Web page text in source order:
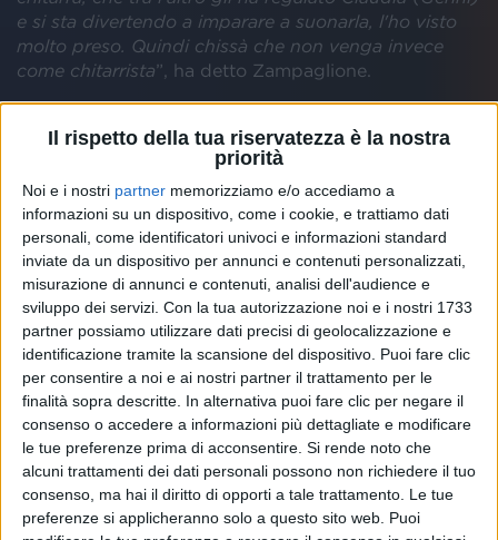
Il rispetto della tua riservatezza è la nostra
priorità
Noi e i nostri partner memorizziamo e/o accediamo a
informazioni su un dispositivo, come i cookie, e trattiamo dati
personali, come identificatori univoci e informazioni standard
inviate da un dispositivo per annunci e contenuti personalizzati,
misurazione di annunci e contenuti, analisi dell'audience e
sviluppo dei servizi. Con la tua autorizzazione noi e i nostri 1733
partner possiamo utilizzare dati precisi di geolocalizzazione e
identificazione tramite la scansione del dispositivo. Puoi fare clic
per consentire a noi e ai nostri partner il trattamento per le
finalità sopra descritte. In alternativa puoi fare clic per negare il
consenso o accedere a informazioni più dettagliate e modificare
le tue preferenze prima di acconsentire. Si rende noto che
alcuni trattamenti dei dati personali possono non richiedere il tuo
consenso, ma hai il diritto di opporti a tale trattamento. Le tue
preferenze si applicheranno solo a questo sito web. Puoi
e si sta divertendo a imparare a suonarla, l'ho visto
molto preso. Quindi chissà che non venga invece
come chitarrista”, ha detto Zampaglione.